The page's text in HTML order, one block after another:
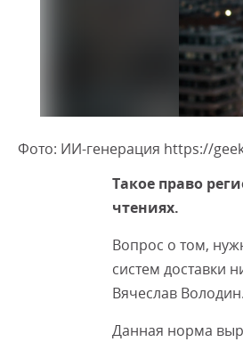
Фото: ИИ-генерация https://
Такое право
чтениях.
Вопрос о том,
систем доставки
Вячеслав
Данная норма